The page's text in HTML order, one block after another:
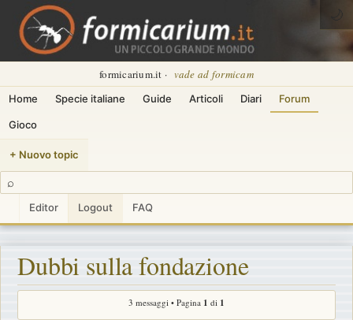
formicarium.it · vade ad formicam
Home Specie italiane Guide Articoli Diari Forum
Gioco
+ Nuovo topic
⌕
Editor Logout FAQ
🌙
Dubbi sulla fondazione
3 messaggi • Pagina 1 di 1